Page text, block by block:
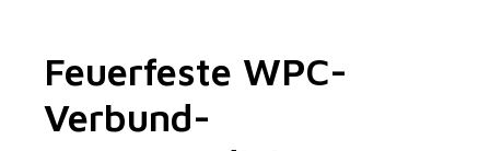
Feuerfeste WPC-
Verbund-